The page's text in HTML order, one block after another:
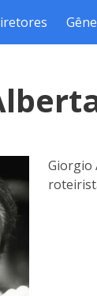
Giorgio